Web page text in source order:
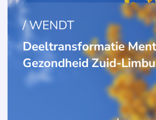
WENDT
Deeltransformatie
Gezondheid Zuid-